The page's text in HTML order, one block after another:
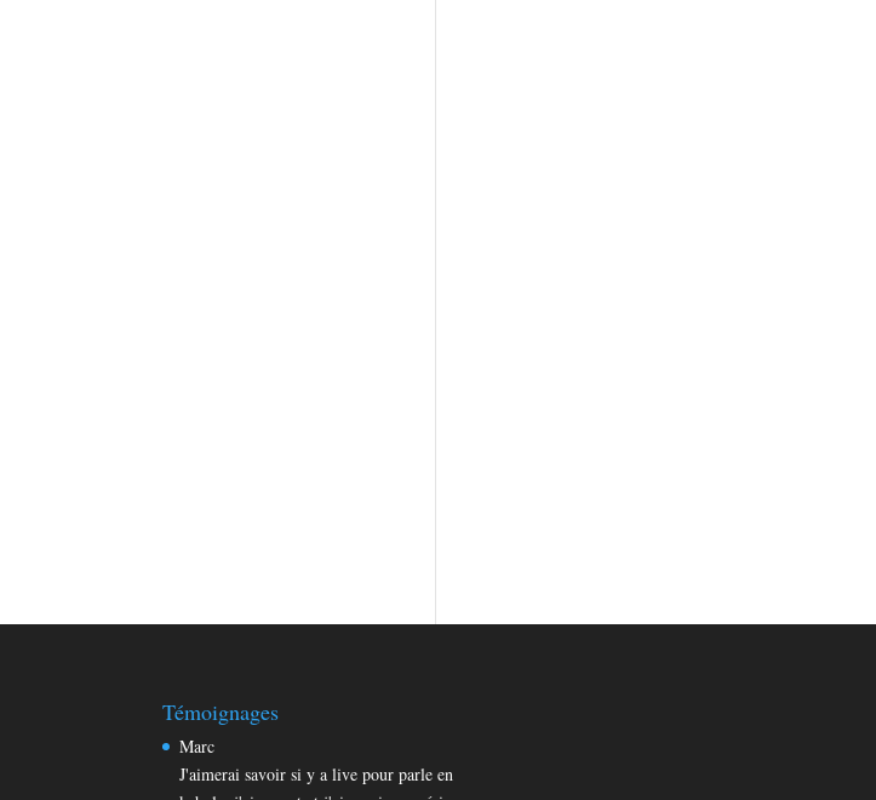
Témoignages
Marc
J'aimerai savoir si y a live pour parle en